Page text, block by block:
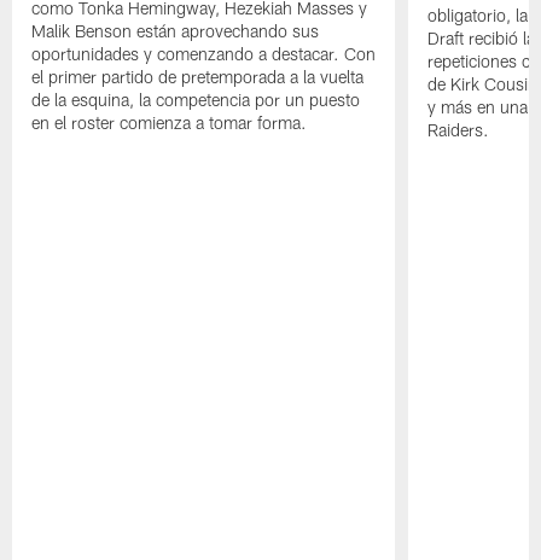
como Tonka Hemingway, Hezekiah Masses y
Malik Benson están aprovechando sus
oportunidades y comenzando a destacar. Con
el primer partido de pretemporada a la vuelta
de la esquina, la competencia por un puesto
en el roster comienza a tomar forma.
obligatorio, la
Draft recibió
repeticiones
de Kirk
y más en una
Raiders.